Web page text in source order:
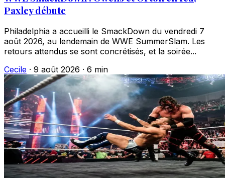
Paxley débute
Philadelphia a accueilli le SmackDown du vendredi 7
août 2026, au lendemain de WWE SummerSlam. Les
retours attendus se sont concrétisés, et la soirée...
Cecile · 9 août 2026 · 6 min